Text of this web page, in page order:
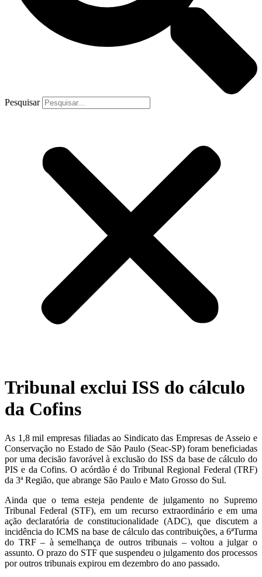
Pesquisar
Tribunal exclui ISS do cálculo
da Cofins
As 1,8 mil empresas filiadas ao Sindicato das Empresas de Asseio e
Conservação no Estado de São Paulo (Seac-SP) foram beneficiadas
por uma decisão favorável à exclusão do ISS da base de cálculo do
PIS e da Cofins. O acórdão é do Tribunal Regional Federal (TRF)
da 3ª Região, que abrange São Paulo e Mato Grosso do Sul.
Ainda que o tema esteja pendente de julgamento no Supremo
Tribunal Federal (STF), em um recurso extraordinário e em uma
ação declaratória de constitucionalidade (ADC), que discutem a
incidência do ICMS na base de cálculo das contribuições, a 6ªTurma
do TRF – à semelhança de outros tribunais – voltou a julgar o
assunto. O prazo do STF que suspendeu o julgamento dos processos
por outros tribunais expirou em dezembro do ano passado.